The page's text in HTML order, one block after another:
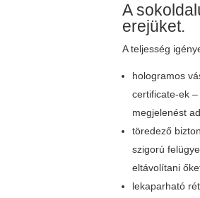
A
erejüket.
A teljesség
hologramos
certificate-ek
megjelenést
töredező
szigorú
eltávolítani
lekaparható